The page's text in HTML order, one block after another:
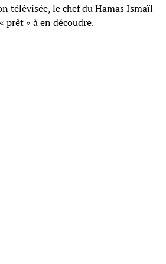
télévisée, le chef du Hamas Ismaïl
prêt » à en découdre.